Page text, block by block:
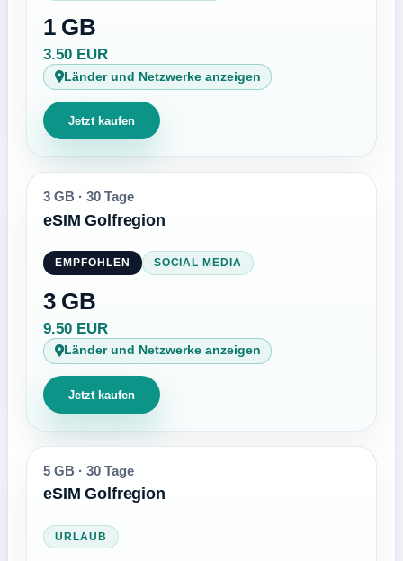
1 GB
3.50 EUR
Länder und Netzwerke anzeigen
Jetzt kaufen
3 GB · 30 Tage
eSIM Golfregion
EMPFOHLEN SOCIAL MEDIA
3 GB
9.50 EUR
Länder und Netzwerke anzeigen
Jetzt kaufen
5 GB · 30 Tage
eSIM Golfregion
URLAUB